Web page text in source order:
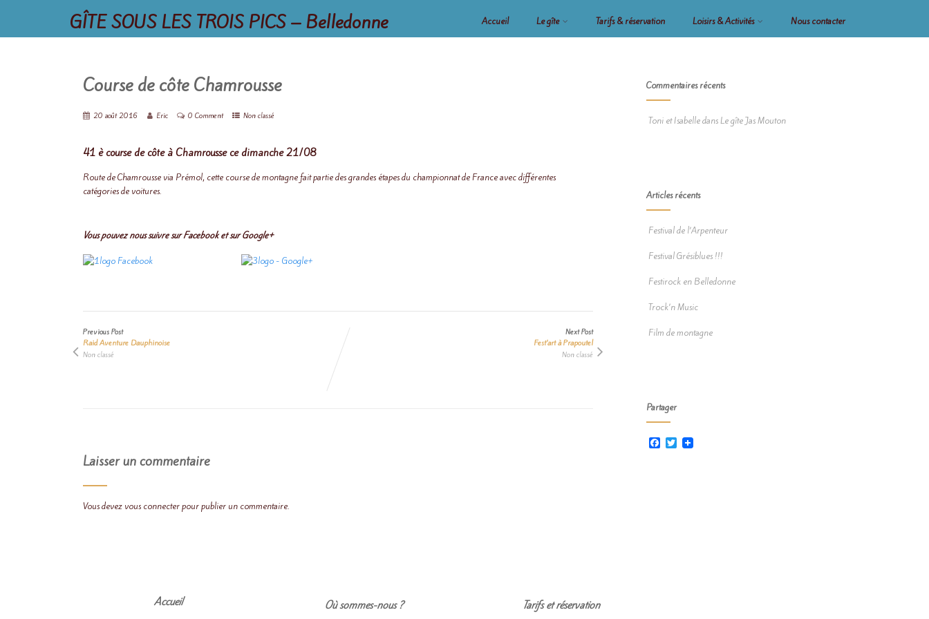
GÎTE SOUS LES TROIS PICS – Belledonne Accueil Le gîte Tarifs & réservation Loisirs & Activités Nous contacter
Course de côte Chamrousse
20 août 2016 Eric 0 Comment Non classé
41 è course de côte à Chamrousse ce dimanche 21/08
Route de Chamrousse via Prémol, cette course de montagne fait partie des grandes étapes du championnat de France avec différentes
catégories de voitures.
Vous pouvez nous suivre sur Facebook et sur Google+
Previous Post
Raid Aventure Dauphinoise
Non classé
Next Post
Fest’art à Prapoutel
Non classé
Laisser un commentaire
Vous devez vous connecterpour publier un commentaire.
Commentaires récents
Toni et IsabelledansLe gîte Jas Mouton
Articles récents
Festival de l’Arpenteur
Festival Grésiblues !!!
Festirock en Belledonne
Trock’n Music
Film de montagne
Partager
Facebook
Twitter
Accueil Où sommes-nous ? Tarifs et réservation